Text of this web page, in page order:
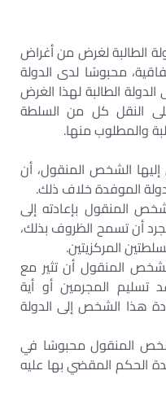
الطالبة لغرض من أغراض
محبوسًا لدى الدولة
الطالبة لهذا الغرض
النقل كل من السلطة
والمطلوب منها.
الشخص المنقول، أن
الموفدة خلاف ذلك.
المنقول بإعادته إلى
أن تسمح الظروف بذلك،
المركزيتين.
المنقول أن تثير مع
تسليم المجرمين أو أية
هذا الشخص إلى الدولة
المنقول محبوسًا في
الحكم المقضي بها عليه